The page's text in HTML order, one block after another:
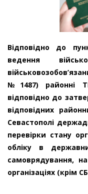
Відповідно до
ведення
№1487) районні
відповідно до
відповідних
Севастополі
перевірки стану
обліку в
самоврядування,
організаціях (крім